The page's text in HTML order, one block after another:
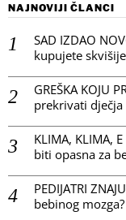
NAJNOVIJI ČLANCI
SAD IZDAO
kupujete skvišije
GREŠKA KOJU
prekrivati
KLIMA, KLIMA,
biti opasna za
PEDIJATRI
bebinog mozga?